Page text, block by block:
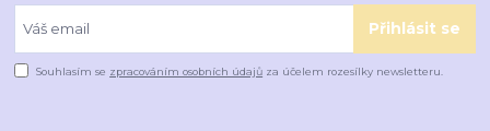
Přihlásit se
Souhlasím se zpracováním osobních údajů za účelem rozesílky newsletteru.